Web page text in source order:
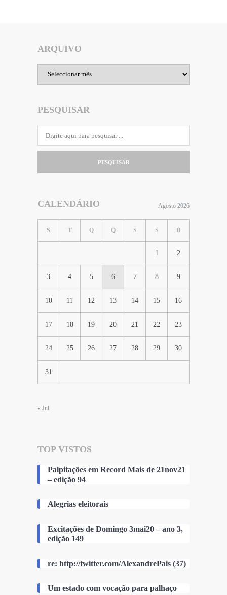
ARQUIVO
PESQUISAR
PESQUISAR
CALENDÁRIO Agosto 2026
S T Q Q S S D
1 2
3 4 5 6 7 8 9
10 11 12 13 14 15 16
17 18 19 20 21 22 23
24 25 26 27 28 29 30
31
« Jul
TOP VISTOS
Palpitações em Record Mais de 21nov21
– edição 94
Alegrias eleitorais
Excitações de Domingo 3mai20 – ano 3,
edição 149
re: http://twitter.com/AlexandrePais (37)
Um estado com vocação para palhaço